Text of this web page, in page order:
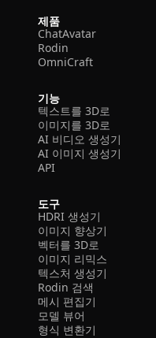
제품
ChatAvatar
Rodin
OmniCraft
기능
텍스트를 3D로
이미지를 3D로
AI 비디오 생성기
AI 이미지 생성기
API
도구
HDRI 생성기
이미지 향상기
벡터를 3D로
이미지 리믹스
텍스처 생성기
Rodin 검색
메시 편집기
모델 뷰어
형식 변환기